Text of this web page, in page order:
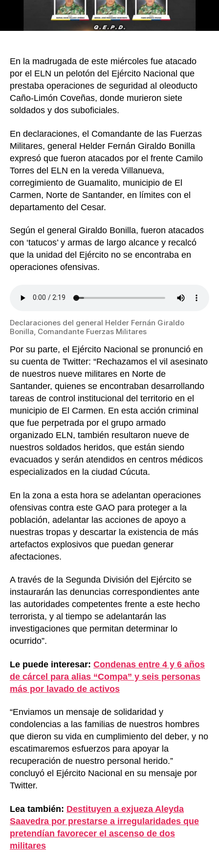
de
En la madrugada de este miércoles fue atacado
por el ELN un pelotón del Ejército Nacional que
prestaba operaciones de seguridad al oleoducto
Caño-Limón Coveñas, donde murieron siete
soldados y dos suboficiales.
En declaraciones, el Comandante de las Fuerzas
Militares, general Helder Fernán Giraldo Bonilla
expresó que fueron atacados por el frente Camilo
Torres del ELN en la vereda Villanueva,
corregimiento de Guamalito, municipio de El
Carmen, Norte de Santander, en límites con el
departamento del Cesar.
Según el general Giraldo Bonilla, fueron atacados
con ‘tatucos’ y armas de largo alcance y recalcó
que la unidad del Ejército no se encontraba en
operaciones ofensivas.
Declaraciones del general Helder Fernán Giraldo
Bonilla, Comandante Fuerzas Militares
Por su parte, el Ejército Nacional se pronunció en
su cuenta de Twitter: “Rechazamos el vil asesinato
de nuestros nueve militares en Norte de
Santander, quienes se encontraban desarrollando
tareas de control institucional del territorio en el
municipio de El Carmen. En esta acción criminal
que fue perpetrada por el grupo armado
organizado ELN, también resultaron nueve de
nuestros soldados heridos, que están siendo
evacuados y serán atendidos en centros médicos
especializados en la ciudad Cúcuta.
En la zona a esta hora se adelantan operaciones
ofensivas contra este GAO para proteger a la
población, adelantar las acciones de apoyo a
nuestras tropas y descartar la existencia de más
artefactos explosivos que puedan generar
afectaciones.
A través de la Segunda División del Ejército se
instaurarán las denuncias correspondientes ante
las autoridades competentes frente a este hecho
terrorista, y al tiempo se adelantarán las
investigaciones que permitan determinar lo
ocurrido”.
Le puede interesar: Condenas entre 4 y 6 años
de cárcel para alias “Compa” y seis personas
más por lavado de activos
“Enviamos un mensaje de solidaridad y
condolencias a las familias de nuestros hombres
que dieron su vida en cumplimiento del deber, y no
escatimaremos esfuerzos para apoyar la
recuperación de nuestro personal herido.”
concluyó el Ejército Nacional en su mensaje por
Twitter.
Lea también: Destituyen a exjueza Aleyda
Saavedra por prestarse a irregularidades que
pretendían favorecer el ascenso de dos
militares